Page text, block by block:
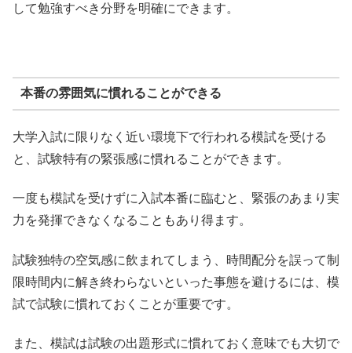
して勉強すべき分野を明確にできます。
本番の雰囲気に慣れることができる
大学入試に限りなく近い環境下で行われる模試を受ける
と、試験特有の緊張感に慣れることができます。
一度も模試を受けずに入試本番に臨むと、緊張のあまり実
力を発揮できなくなることもあり得ます。
試験独特の空気感に飲まれてしまう、時間配分を誤って制
限時間内に解き終わらないといった事態を避けるには、模
試で試験に慣れておくことが重要です。
また、模試は試験の出題形式に慣れておく意味でも大切で